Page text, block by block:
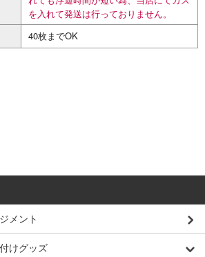
を入れて発送は行っておりません。
40枚までOK
メント
けグッズ